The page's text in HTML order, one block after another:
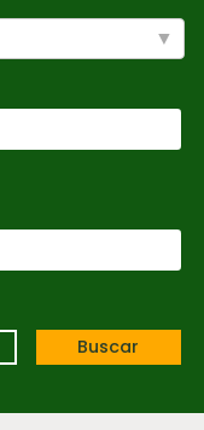
Buscar